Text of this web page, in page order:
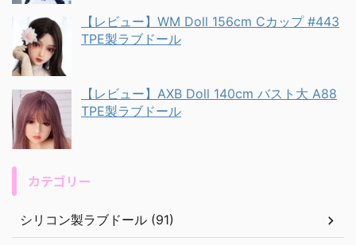
【レビュー】WM Doll 156cm Cカップ #443
TPE製ラブドール
【レビュー】AXB Doll 140cm バスト大 A88
TPE製ラブドール
カテゴリー
シリコン製ラブドール (91)